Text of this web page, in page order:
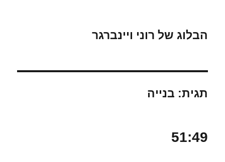
הבלוג של רוני ויינברגר
תגית: בנייה
51:49